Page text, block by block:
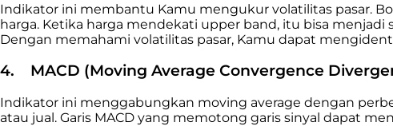
Indikator ini membantu Kamu mengukur volatilitas pasar.
harga. Ketika harga mendekati upper band, itu bisa
Dengan memahami volatilitas pasar, Kamu dapat
4. MACD (Moving Average Convergence
Indikator ini menggabungkan moving average dengan
atau jual. Garis MACD yang memotong garis sinyal dapat